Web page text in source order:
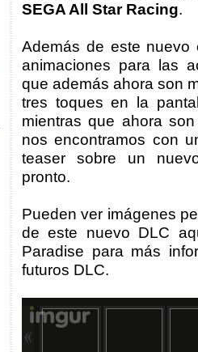
SEGA All Star Racing.
Además de este nuevo
animaciones para las
que además ahora son
tres toques en la
mientras que ahora
nos encontramos con
teaser sobre un
pronto.
Pueden ver imágenes
de este nuevo DLC
Paradise para más
futuros DLC.